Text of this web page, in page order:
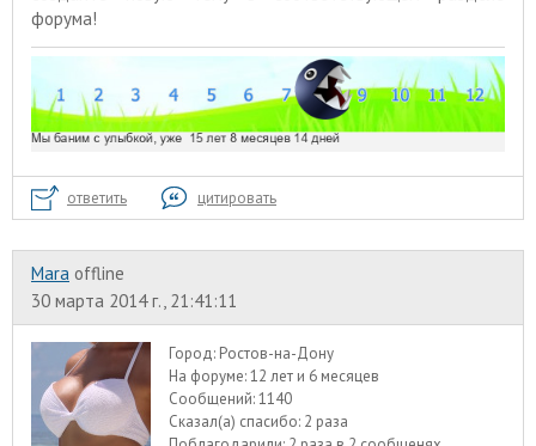
форума!
ответить цитировать
Mara offline
30 марта 2014 г., 21:41:11
Город: Ростов-на-Дону
На форуме:12 лет и 6 месяцев
Сообщений:1140
Сказал(а) спасибо: 2 раза